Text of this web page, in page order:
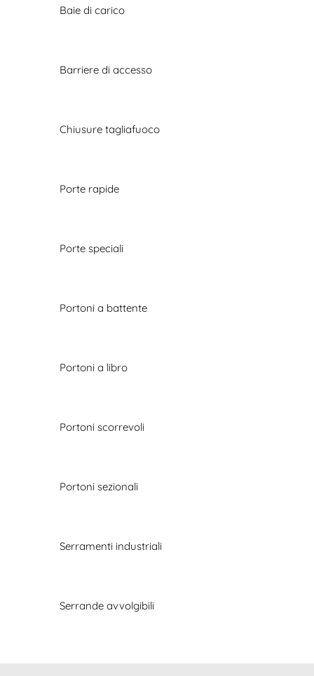
Baie di carico
Barriere di accesso
Chiusure tagliafuoco
Porte rapide
Porte speciali
Portoni a battente
Portoni a libro
Portoni scorrevoli
Portoni sezionali
Serramenti industriali
Serrande avvolgibili